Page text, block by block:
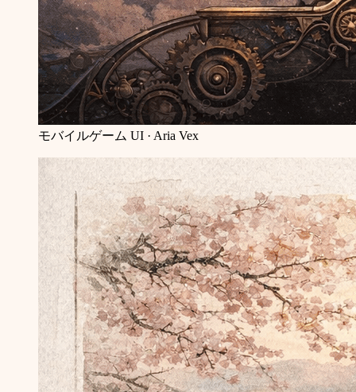
モバイルゲーム UI · Aria Vex